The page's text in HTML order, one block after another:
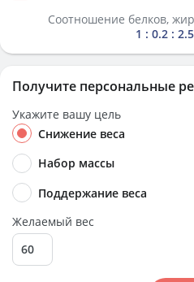
Соотношение белков,
1 : 0.2 : 2.5
Получите персональные
Укажите вашу цель
Снижение веса
Набор массы
Поддержание веса
Желаемый вес